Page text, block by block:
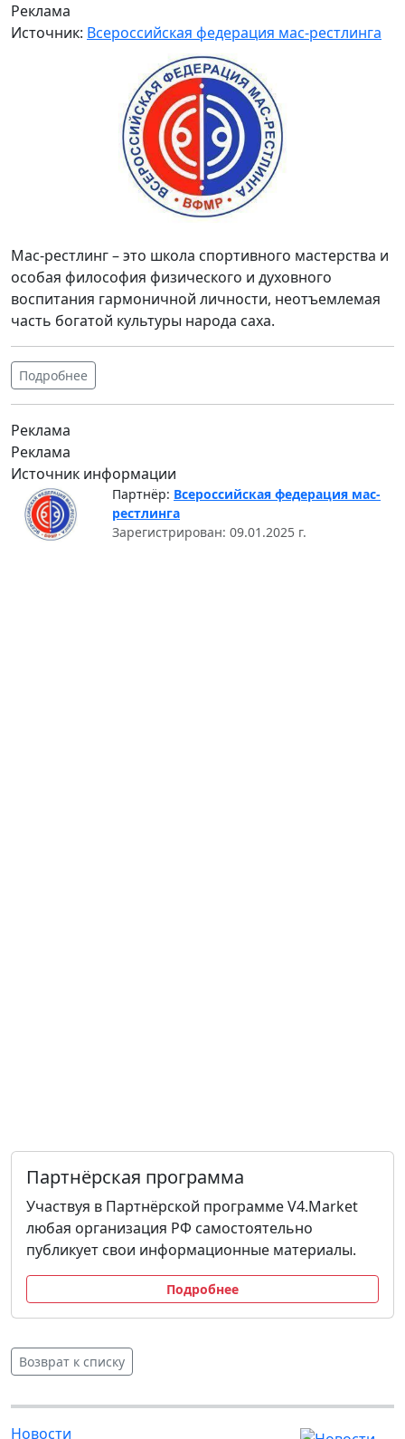
Реклама
Источник: Всероссийская федерация мас-рестлинга
Мас-рестлинг – это школа спортивного мастерства и
особая философия физического и духовного
воспитания гармоничной личности, неотъемлемая
часть богатой культуры народа саха.
Подробнее
Реклама
Реклама
Источник информации
Партнёр: Всероссийская федерация мас-
рестлинга
Зарегистрирован: 09.01.2025 г.
Партнёрская программа
Участвуя в Партнёрской программе V4.Market
любая организация РФ самостоятельно
публикует свои информационные материалы.
Подробнее
Возврат к списку
Новости